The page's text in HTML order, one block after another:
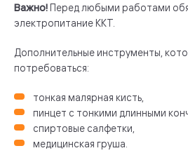
Важно! Перед любыми работами
электропитание ККТ.
Дополнительные инструменты,
потребоваться:
тонкая малярная кисть,
пинцет с тонкими длинными
спиртовые салфетки,
медицинская груша.